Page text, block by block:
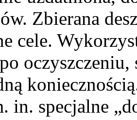
Zbierana
cele.
in. specjalne